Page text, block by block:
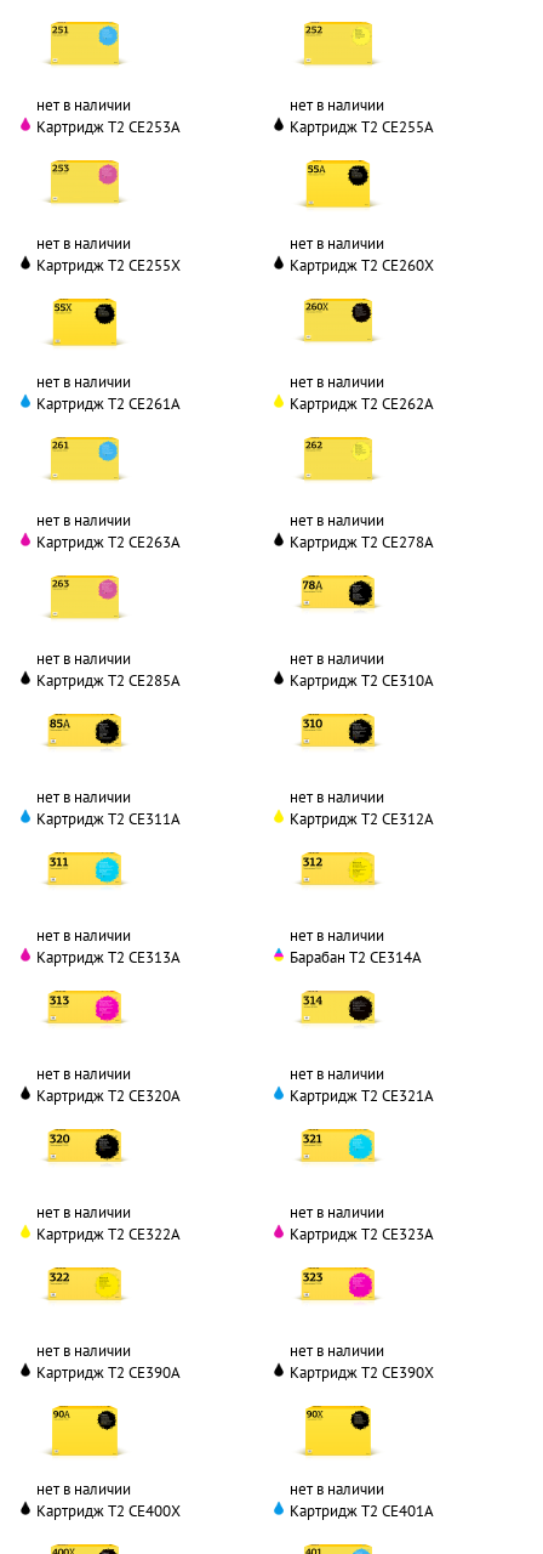
нет в наличии
нет в наличии
Картридж T2 CE253A
нет в наличии
Картридж T2 CE255A
нет в наличии
Картридж T2 CE255X
нет в наличии
Картридж T2 CE260X
нет в наличии
Картридж T2 CE261A
нет в наличии
Картридж T2 CE262A
нет в наличии
Картридж T2 CE263A
нет в наличии
Картридж T2 CE278A
нет в наличии
Картридж T2 CE285A
нет в наличии
Картридж T2 CE310A
нет в наличии
Картридж T2 CE311A
нет в наличии
Картридж T2 CE312A
нет в наличии
Картридж T2 CE313A
нет в наличии
Барабан T2 CE314A
нет в наличии
Картридж T2 CE320A
нет в наличии
Картридж T2 CE321A
нет в наличии
Картридж T2 CE322A
нет в наличии
Картридж T2 CE323A
нет в наличии
Картридж T2 CE390A
нет в наличии
Картридж T2 CE390X
нет в наличии
Картридж T2 CE400X
Картридж T2 CE401A